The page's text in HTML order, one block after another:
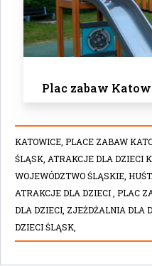
Plac zabaw
KATOWICE, PLACE ZABAW
ŚLĄSK, ATRAKCJE DLA DZIECI
WOJEWÓDZTWO ŚLĄSKIE,
ATRAKCJE DLA DZIECI , PLAC
DLA DZIECI, ZJEŻDŻALNIA DLA
DZIECI ŚLĄSK,